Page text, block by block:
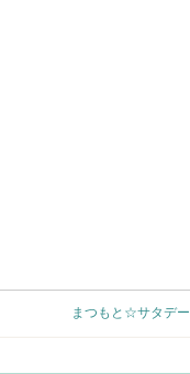
まつもと☆サタデ